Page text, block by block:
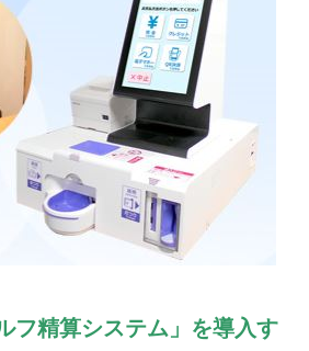
フ精算システム」を導入す